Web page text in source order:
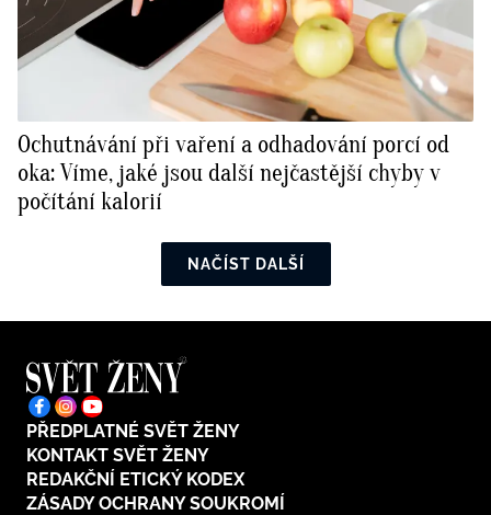
Ochutnávání při vaření a odhadování porcí od
oka: Víme, jaké jsou další nejčastější chyby v
počítání kalorií
NAČÍST DALŠÍ
PŘEDPLATNÉ SVĚT ŽENY
KONTAKT SVĚT ŽENY
REDAKČNÍ ETICKÝ KODEX
ZÁSADY OCHRANY SOUKROMÍ